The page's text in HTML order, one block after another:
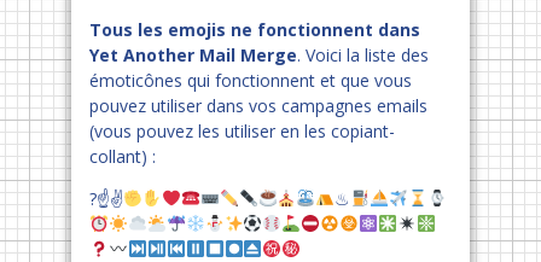
Tous les emojis ne fonctionnent dans
Yet Another Mail Merge. Voici la liste des
émoticônes qui fonctionnent et que vous
pouvez utiliser dans vos campagnes emails
(vous pouvez les utiliser en les copiant-
collant) :
?☝✌ ♨